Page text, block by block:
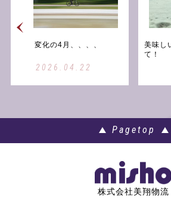
変化の4月、、、、
2026.04.22
美味し
て！
Pagetop
株式会社美翔物流